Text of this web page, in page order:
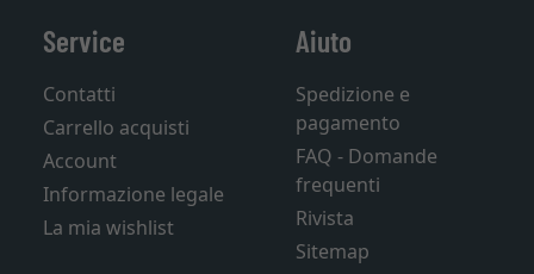
Service
Contatti
Carrello acquisti
Account
Informazione legale
La mia wishlist
Aiuto
Spedizione e
pagamento
FAQ - Domande
frequenti
Rivista
Sitemap